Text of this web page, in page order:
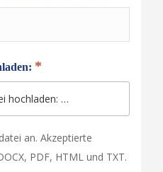
hochladen: …
an. Akzeptierte
PDF, HTML und TXT.